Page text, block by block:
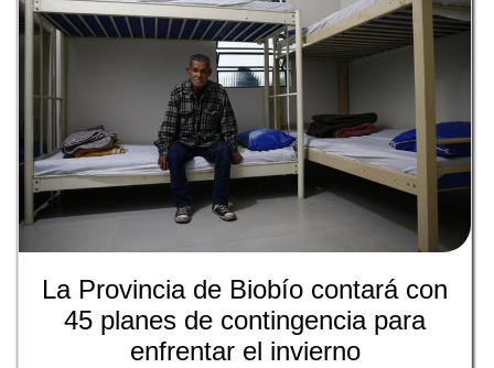
La Provincia de Biobío contará con
45 planes de contingencia para
enfrentar el invierno